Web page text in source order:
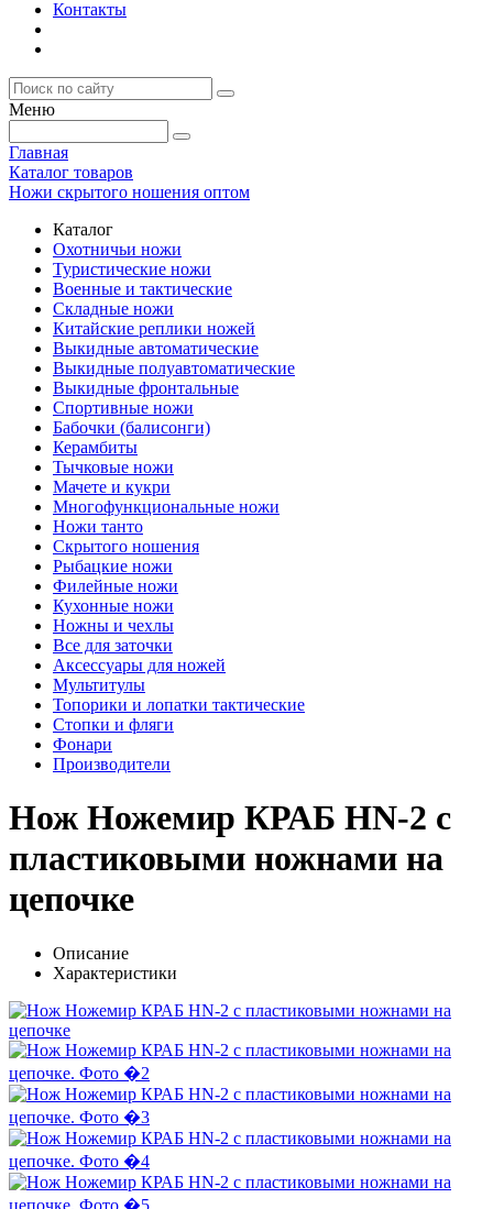
Контакты
Меню
Главная
Каталог товаров
Ножи скрытого ношения оптом
Каталог
Охотничьи ножи
Туристические ножи
Военные и тактические
Складные ножи
Китайские реплики ножей
Выкидные автоматические
Выкидные полуавтоматические
Выкидные фронтальные
Спортивные ножи
Бабочки (балисонги)
Керамбиты
Тычковые ножи
Мачете и кукри
Многофункциональные ножи
Ножи танто
Скрытого ношения
Рыбацкие ножи
Филейные ножи
Кухонные ножи
Ножны и чехлы
Все для заточки
Аксессуары для ножей
Мультитулы
Топорики и лопатки тактические
Стопки и фляги
Фонари
Производители
Нож Hожемир КРАБ HN-2 с
пластиковыми ножнами на
цепочке
Описание
Характеристики